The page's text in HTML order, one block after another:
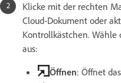
Klicke mit der rechten
Cloud-Dokument oder
Kontrollkästchen.
aus:
Öffnen: Öffnet